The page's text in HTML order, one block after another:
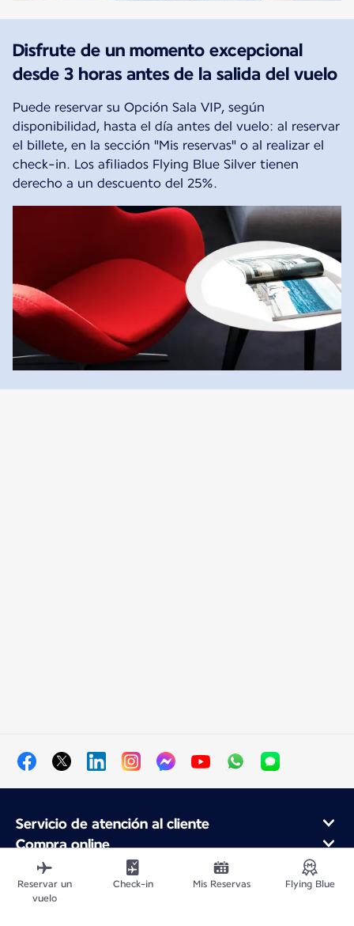
Disfrute de un momento excepcional
desde 3 horas antes de la salida del vuelo
Puede reservar su Opción Sala VIP, según
disponibilidad, hasta el día antes del vuelo: al reservar
el billete, en la sección "Mis reservas" o al realizar el
check-in. Los afiliados Flying Blue Silver tienen
derecho a un descuento del 25%.
Servicio de atención al cliente
Compra online
Programa de fidelidad y socios
Acerca de Air France
Aplicación móvil Air France
Reservar un
vuelo
Check-in Mis Reservas Flying Blue